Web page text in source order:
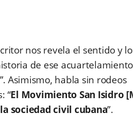
nos revela el sentido y
de ese acuartelamiento
Asimismo, habla sin rodeos
“El Movimiento San Isidro
sociedad civil cubana”.